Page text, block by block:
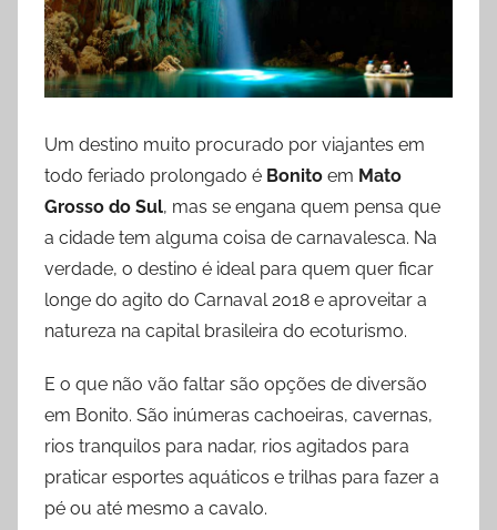
Um destino muito procurado por viajantes em
todo feriado prolongado é Bonito em Mato
Grosso do Sul, mas se engana quem pensa que
a cidade tem alguma coisa de carnavalesca. Na
verdade, o destino é ideal para quem quer ficar
longe do agito do Carnaval 2018 e aproveitar a
natureza na capital brasileira do ecoturismo.
E o que não vão faltar são opções de diversão
em Bonito. São inúmeras cachoeiras, cavernas,
rios tranquilos para nadar, rios agitados para
praticar esportes aquáticos e trilhas para fazer a
pé ou até mesmo a cavalo.